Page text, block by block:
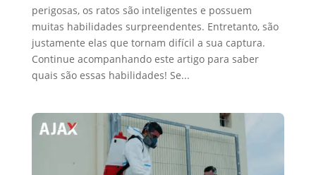
perigosas, os ratos são inteligentes e possuem
muitas habilidades surpreendentes. Entretanto, são
justamente elas que tornam difícil a sua captura.
Continue acompanhando este artigo para saber
quais são essas habilidades! Se...